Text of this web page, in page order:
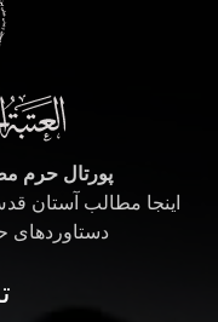
پورتال حرم
اینجا مطالب آستان
دستاوردهای